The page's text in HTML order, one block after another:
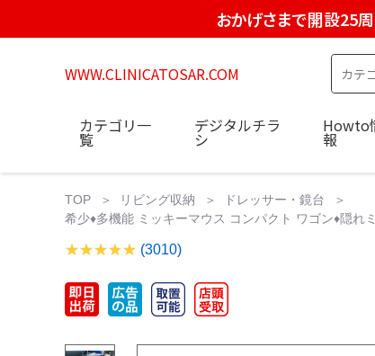
おかげさまで開設25
WWW.CLINICATOSAR.COM
カテゴリ一
覧
デジタルチラ
シ
Howto
報
TOP リビング収納
ドレッサー・鏡台
希少♦️多機能 ミッキーマウス コンパクト ワゴン♦️隠
(3010)